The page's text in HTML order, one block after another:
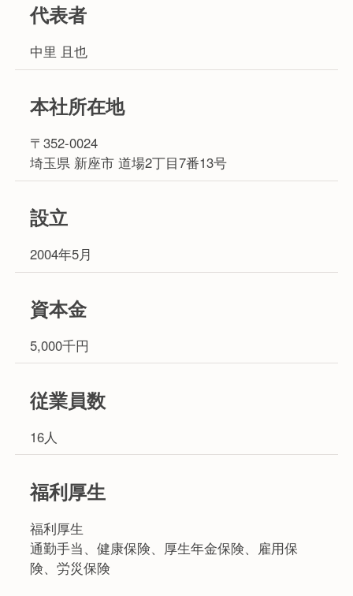
代表者
中里 且也
本社所在地
〒352-0024
埼玉県 新座市 道場2丁目7番13号
設立
2004年5月
資本金
5,000千円
従業員数
16人
福利厚生
福利厚生
通勤手当、健康保険、厚生年金保険、雇用保
険、労災保険